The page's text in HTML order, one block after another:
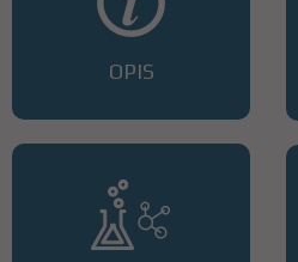
OPIS